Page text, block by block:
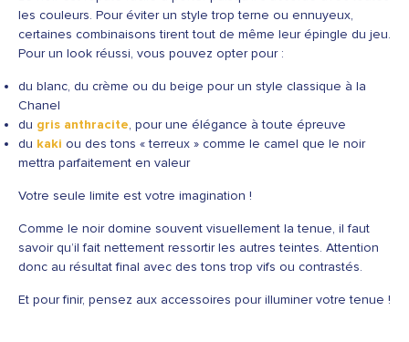
les couleurs. Pour éviter un style trop terne ou ennuyeux,
certaines combinaisons tirent tout de même leur épingle du jeu.
Pour un look réussi, vous pouvez opter pour :
du blanc, du crème ou du beige pour un style classique à la
Chanel
du gris anthracite, pour une élégance à toute épreuve
du kaki ou des tons « terreux » comme le camel que le noir
mettra parfaitement en valeur
Votre seule limite est votre imagination !
Comme le noir domine souvent visuellement la tenue, il faut
savoir qu’il fait nettement ressortir les autres teintes. Attention
donc au résultat final avec des tons trop vifs ou contrastés.
Et pour finir, pensez aux accessoires pour illuminer votre tenue !